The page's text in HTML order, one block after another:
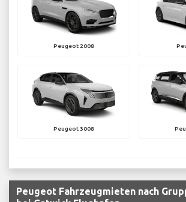
Peugeot 2008
Peugeot 3008
Peugeot Fahrzeugmieten nach